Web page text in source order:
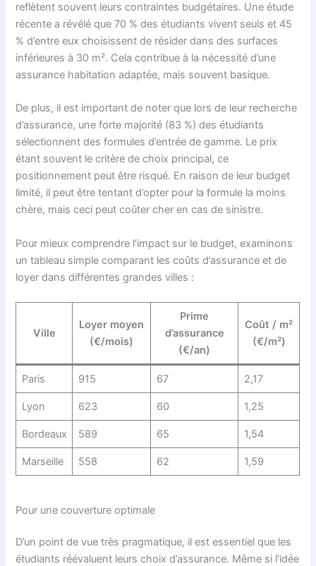
reflètent souvent leurs contraintes budgétaires. Une étude
récente a révélé que 70 % des étudiants vivent seuls et 45
% d’entre eux choisissent de résider dans des surfaces
inférieures à 30 m². Cela contribue à la nécessité d’une
assurance habitation adaptée, mais souvent basique.
De plus, il est important de noter que lors de leur recherche
d’assurance, une forte majorité (83 %) des étudiants
sélectionnent des formules d’entrée de gamme. Le prix
étant souvent le critère de choix principal, ce
positionnement peut être risqué. En raison de leur budget
limité, il peut être tentant d’opter pour la formule la moins
chère, mais ceci peut coûter cher en cas de sinistre.
Pour mieux comprendre l’impact sur le budget, examinons
un tableau simple comparant les coûts d’assurance et de
loyer dans différentes grandes villes :
Ville
Loyer moyen
(€/mois)
Prime
d’assurance
(€/an)
Coût / m²
(€/m²)
Paris 915 67 2,17
Lyon 623 60 1,25
Bordeaux 589 65 1,54
Marseille 558 62 1,59
Pour une couverture optimale
D’un point de vue très pragmatique, il est essentiel que les
étudiants réévaluent leurs choix d’assurance. Même si l’idée